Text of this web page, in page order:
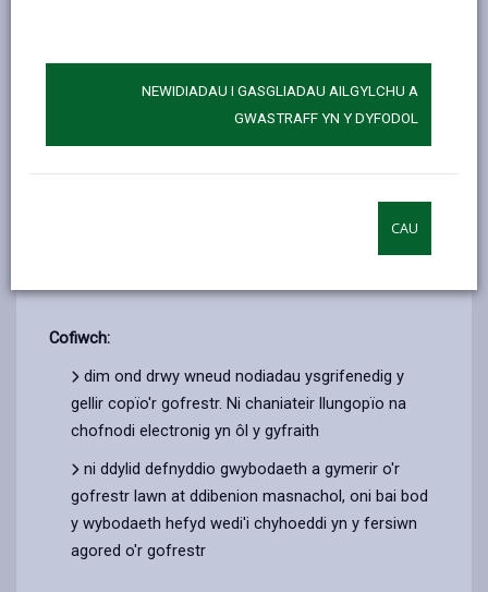
NEWIDIADAU I GASGLIADAU AILGYLCHU A
GWASTRAFF YN Y DYFODOL
CAU
I weld yr oriau agor, defnyddiwch y ddolen ganlynol:
www.sirgar.llyw.cymru/archifausirgaerfyrddin
cyfeiriad/cyfeiriadau/cofrestr rydych am eu gweld.
Cofiwch:
dim ond drwy wneud nodiadau ysgrifenedig y
gellir copïo'r gofrestr. Ni chaniateir llungopïo na
chofnodi electronig yn ôl y gyfraith
ni ddylid defnyddio gwybodaeth a gymerir o'r
gofrestr lawn at ddibenion masnachol, oni bai bod
y wybodaeth hefyd wedi'i chyhoeddi yn y fersiwn
agored o'r gofrestr